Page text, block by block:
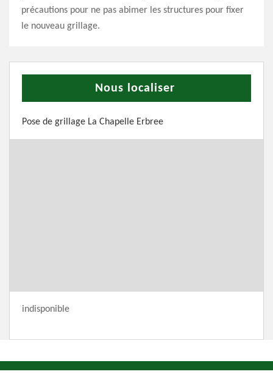
précautions pour ne pas abimer les structures pour fixer
le nouveau grillage.
Nous localiser
Pose de grillage La Chapelle Erbree
indisponible